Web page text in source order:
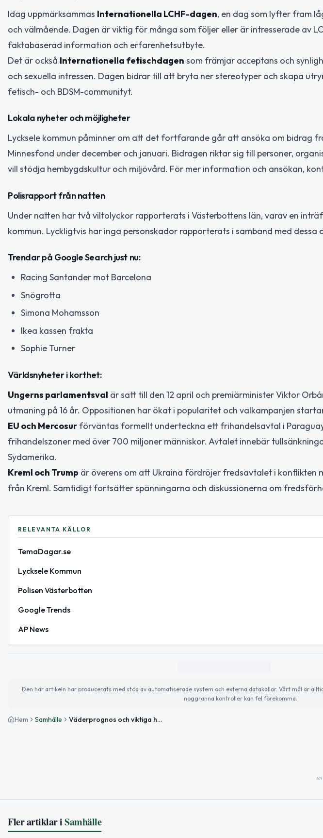
Idag uppmärksammas Internationella LCHF-dagen, en dag som lyfter fram
och välmående. Dagen är viktig för många som följer eller är intresserade av
faktabaserad information och erfarenhetsutbyte.
Det är också Internationella fetischdagen som främjar acceptans och
och sexuella intressen. Dagen bidrar till att bryta ner stereotyper och skapa
fetisch- och BDSM-communityt.
Lokala nyheter och möjligheter
Lycksele kommun påminner om att det fortfarande går att ansöka om bidrag
Minnesfond under december och januari. Bidragen riktar sig till personer,
vill stödja hembygdskultur och miljövård. För mer information och ansökan,
Polisrapport från natten
Under natten har två viltolyckor rapporterats i Västerbottens län, varav en
kommun. Lyckligtvis har inga personskador rapporterats i samband med dessa
Trendar på Google Search just nu:
Racing Santander mot Barcelona
Snögrotta
Simona Mohamsson
Ikea kassen frakta
Sophie Turner
Världsnyheter i korthet:
Ungerns parlamentsval är satt till den 12 april och premiärminister Viktor
utmaning på 16 år. Oppositionen har ökat i popularitet och valkampanjen
EU och Mercosur förväntas formellt underteckna ett frihandelsavtal i
frihandelszoner med över 700 miljoner människor. Avtalet innebär
Sydamerika.
Kreml och Trump är överens om att Ukraina fördröjer fredsavtalet i konflikten
från Kreml. Samtidigt fortsätter spänningarna och diskussionerna om
RELEVANTA KÄLLOR
TemaDagar.se
Lycksele Kommun
Polisen Västerbotten
Google Trends
AP News
Den här artikeln har producerats med stöd av automatiserade system och externa datakällor. Vårt mål är
noggranna kontroller kan fel förekomma.
Hem Samhälle Väderprognos och viktiga händelser i Lycksele idag
Fler artiklar iSamhälle